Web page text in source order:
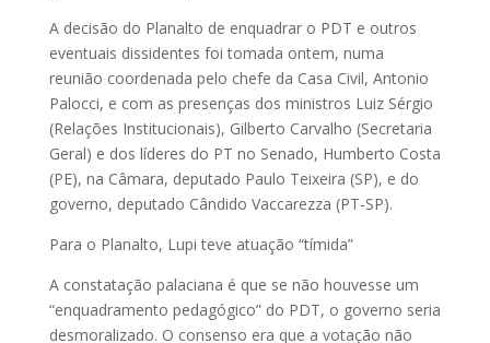
A decisão do Planalto de enquadrar o PDT e outros
eventuais dissidentes foi tomada ontem, numa
reunião coordenada pelo chefe da Casa Civil, Antonio
Palocci, e com as presenças dos ministros Luiz Sérgio
(Relações Institucionais), Gilberto Carvalho (Secretaria
Geral) e dos líderes do PT no Senado, Humberto Costa
(PE), na Câmara, deputado Paulo Teixeira (SP), e do
governo, deputado Cândido Vaccarezza (PT-SP).
Para o Planalto, Lupi teve atuação “tímida”
A constatação palaciana é que se não houvesse um
“enquadramento pedagógico” do PDT, o governo seria
desmoralizado. O consenso era que a votação não